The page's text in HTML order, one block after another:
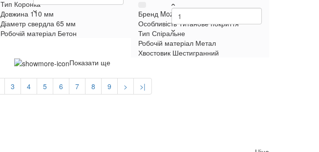
Тип Коронка
Довжина 110 мм
Діаметр свердла 65 мм
Робочій матеріал Бетон
Бренд Mozitex
Особливість Титанове покриття
Тип Спіральне
Робочій матеріал Метал
Хвостовик Шестигранний
Показати ще
3 4 5 6 7 8 9 > >|